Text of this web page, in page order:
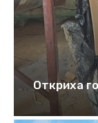
Откриха